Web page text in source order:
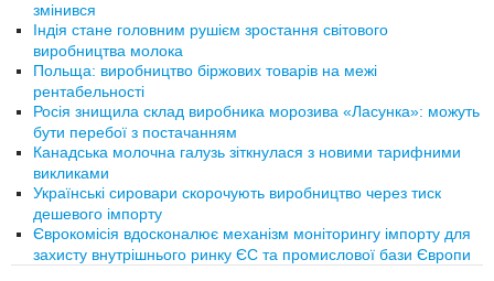
змінився
Індія стане головним рушієм зростання світового
виробництва молока
Польща: виробництво біржових товарів на межі
рентабельності
Росія знищила склад виробника морозива «Ласунка»: можуть
бути перебої з постачанням
Канадська молочна галузь зіткнулася з новими тарифними
викликами
Українські сировари скорочують виробництво через тиск
дешевого імпорту
Єврокомісія вдосконалює механізм моніторингу імпорту для
захисту внутрішнього ринку ЄС та промислової бази Європи